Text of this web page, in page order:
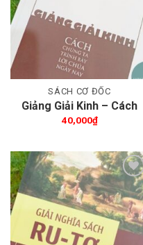
SÁCH CƠ ĐỐC
Giảng Giải Kinh – Cách
chúng ta trình bày lời
40,000₫
Thêm wishlist